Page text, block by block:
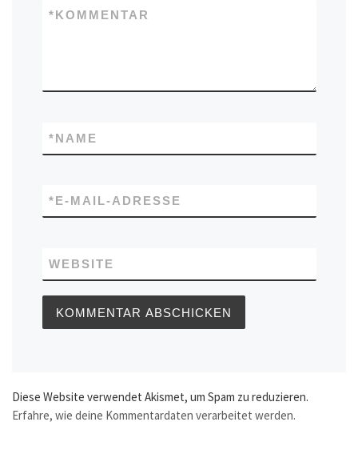
KOMMENTAR
*
NAME
*
E-MAIL-ADRESSE
*
WEBSITE
Diese Website verwendet Akismet, um Spam zu reduzieren.
Erfahre, wie deine Kommentardaten verarbeitet werden.